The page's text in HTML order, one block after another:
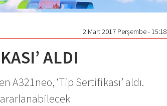
2 Mart 2017 Perşembe - 15:18
ALDI
A321neo, ‘Tip Sertifikası’ aldı.